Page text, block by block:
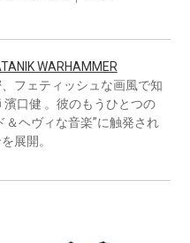
WARHAMMER
フェティッシュな画風で知
濱口健 。彼のもうひとつの
＆ヘヴィな音楽”に触発され
展開。